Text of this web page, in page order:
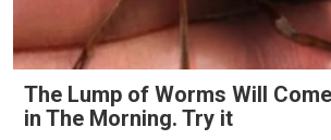
The Lump of Worms Will
in The Morning. Try it